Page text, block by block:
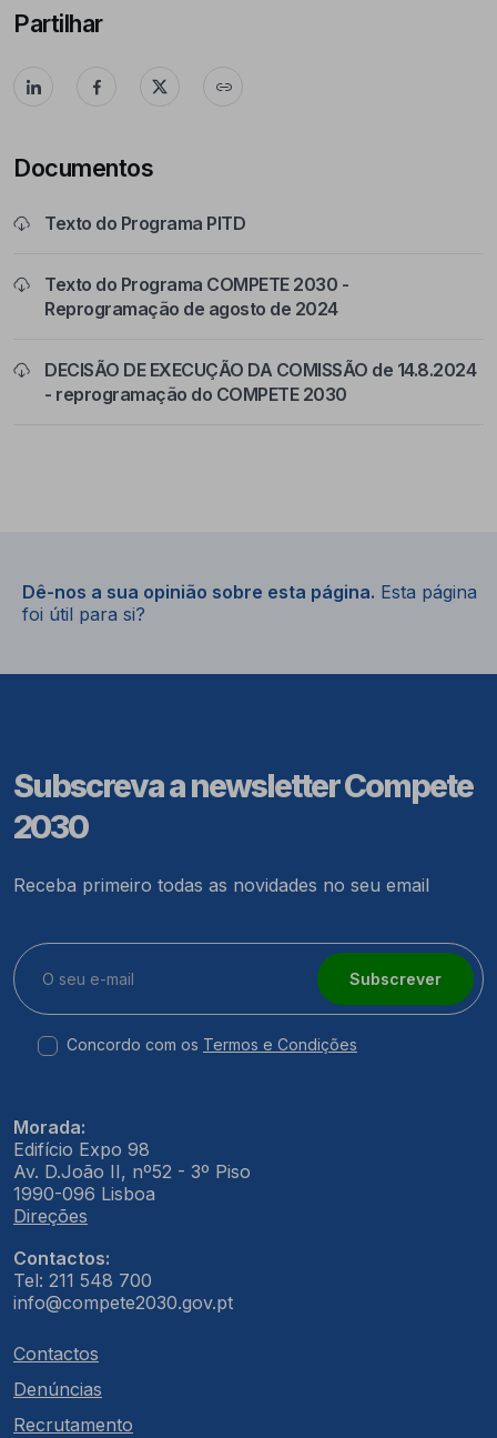
Partilhar
Documentos
Texto do Programa PITD
Texto do Programa COMPETE 2030 -
Reprogramação de agosto de 2024
DECISÃO DE EXECUÇÃO DA COMISSÃO de 14.8.2024
- reprogramação do COMPETE 2030
Dê-nos a sua opinião sobre esta página. Esta página
foi útil para si?
Subscreva a newsletter Compete
2030
Receba primeiro todas as novidades no seu email
Subscrever
Concordo com os Termos e Condições
Morada:
Edifício Expo 98
Av. D.João II, nº52 - 3º Piso
1990-096 Lisboa
Direções
Contactos:
Tel: 211 548 700
info@compete2030.gov.pt
Contactos
Denúncias
Recrutamento